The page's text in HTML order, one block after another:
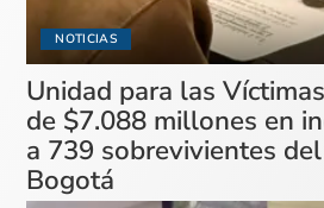
NOTICIAS
Unidad para las
de $7.088 millones en
a 739 sobrevivientes
Bogotá